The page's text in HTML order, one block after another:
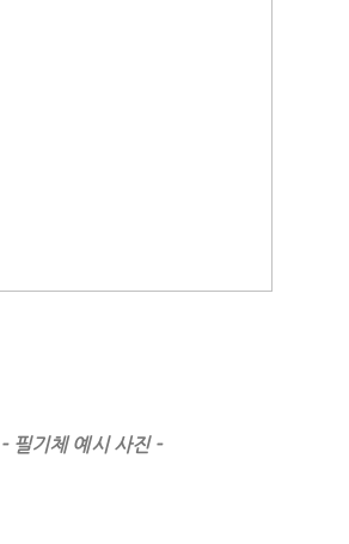
- 필기체 예시 사진 -